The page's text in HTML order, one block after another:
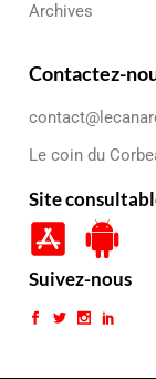
Archives
Contactez-
Le coin du
Site
Suivez-nous